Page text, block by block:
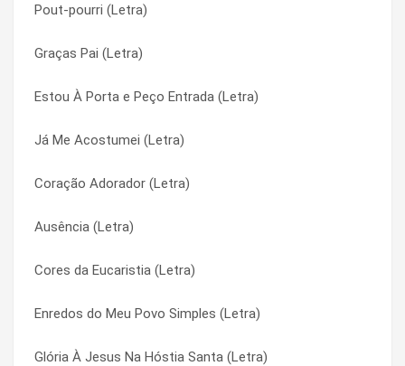
Pout-pourri (Letra)
Graças Pai (Letra)
Estou À Porta e Peço Entrada (Letra)
Já Me Acostumei (Letra)
Coração Adorador (Letra)
Ausência (Letra)
Cores da Eucaristia (Letra)
Enredos do Meu Povo Simples (Letra)
Glória À Jesus Na Hóstia Santa (Letra)
Não Foi Tua Culpa (Letra)
Ninguém Te Ama Como Eu (Letra)
Nessas Asas (Letra)
Não Mais Sucederá (Letra)
Não Foi Tua Culpa (Letra)
Não Estou Sozinho (Letra)
Não É Tarde (Letra)
Não Desista do Amor (Letra)
Nada Poderá (Letra)
Meu Coração Na Cruz (Letra)
Meu Deus Quis Assim (Letra)
Meu Deus Quis Assim (Letra)
Mil Vezes Santo (Letra)
Mil Vezes Santo (Letra)
Milagre De Amor (Letra)
Milagre De Amor (Letra)
Milagres (Letra)
Milagres (Letra)